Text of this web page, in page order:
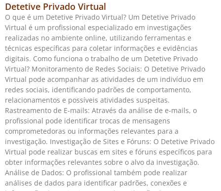
Detetive Privado Virtual
O que é um Detetive Privado Virtual? Um Detetive Privado
Virtual é um profissional especializado em investigações
realizadas no ambiente online, utilizando ferramentas e
técnicas específicas para coletar informações e evidências
digitais. Como funciona o trabalho de um Detetive Privado
Virtual? Monitoramento de Redes Sociais: O Detetive Privado
Virtual pode acompanhar as atividades de um indivíduo em
redes sociais, identificando padrões de comportamento,
relacionamentos e possíveis atividades suspeitas.
Rastreamento de E-mails: Através da análise de e-mails, o
profissional pode identificar trocas de mensagens
comprometedoras ou informações relevantes para a
investigação. Investigação de Sites e Fóruns: O Detetive Privado
Virtual pode realizar buscas em sites e fóruns específicos para
obter informações relevantes sobre o alvo da investigação.
Análise de Dados: O profissional também pode realizar
análises de dados para identificar padrões, conexões e